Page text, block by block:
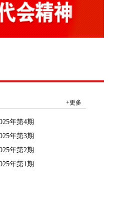
+更多
年第4期
年第3期
年第2期
年第1期